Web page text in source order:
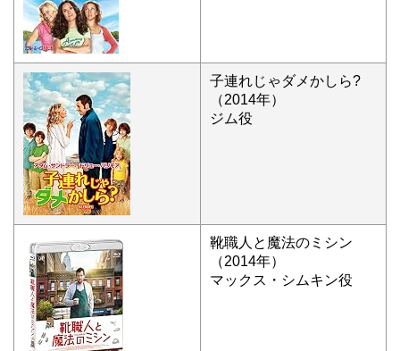
子連れじゃダメかしら?
（2014年）
ジム役
靴職人と魔法のミシン
（2014年）
マックス・シムキン役